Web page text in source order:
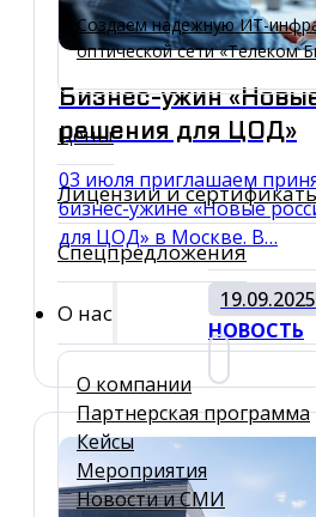
Создаем надежную ИТ-
оптической сети «Телеком
Цены
Лицензии и
Спецпредложения
О нас
О компании
Партнерская программа
Кейсы
Мероприятия
Новости и СМИ
Бизнес-ужин
решения для ЦОД»
03 июля приглашаем
бизнес-ужине «Новые
для ЦОД» в Москве. В…
19.09.2025
НОВОСТЬ